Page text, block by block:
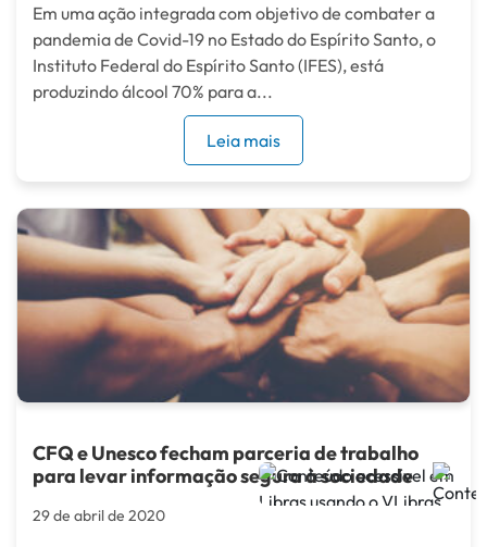
Em uma ação integrada com objetivo de combater a
pandemia de Covid-19 no Estado do Espírito Santo, o
Instituto Federal do Espírito Santo (IFES), está
produzindo álcool 70% para a...
Leia mais
CFQ e Unesco fecham parceria de trabalho
para levar informação segura à sociedade
29 de abril de 2020